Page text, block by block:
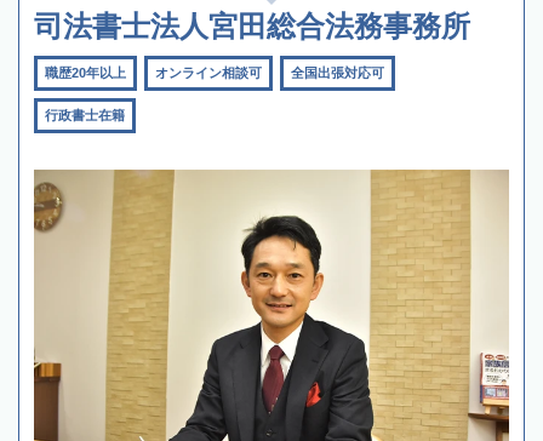
司法書士法人宮田総合法務事務所
職歴20年以上 オンライン相談可 全国出張対応可
行政書士在籍